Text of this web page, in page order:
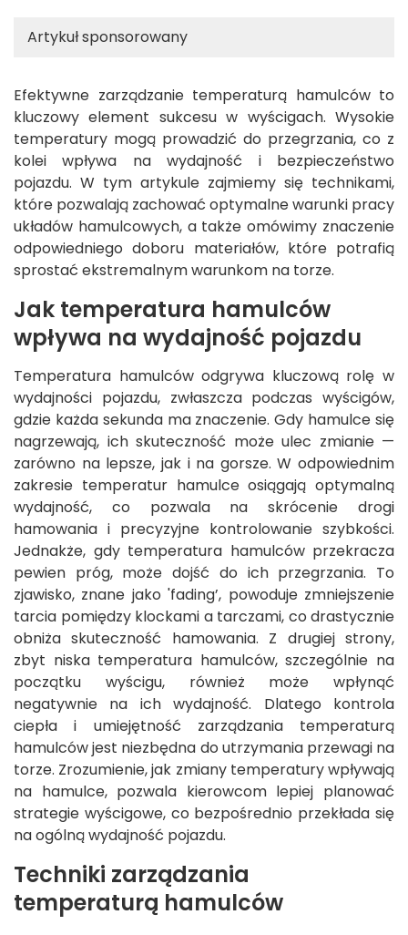
Artykuł sponsorowany
Efektywne zarządzanie temperaturą hamulców to
kluczowy element sukcesu w wyścigach. Wysokie
temperatury mogą prowadzić do przegrzania, co z
kolei wpływa na wydajność i bezpieczeństwo
pojazdu. W tym artykule zajmiemy się technikami,
które pozwalają zachować optymalne warunki pracy
układów hamulcowych, a także omówimy znaczenie
odpowiedniego doboru materiałów, które potrafią
sprostać ekstremalnym warunkom na torze.
Jak temperatura hamulców
wpływa na wydajność pojazdu
Temperatura hamulców odgrywa kluczową rolę w
wydajności pojazdu, zwłaszcza podczas wyścigów,
gdzie każda sekunda ma znaczenie. Gdy hamulce się
nagrzewają, ich skuteczność może ulec zmianie —
zarówno na lepsze, jak i na gorsze. W odpowiednim
zakresie temperatur hamulce osiągają optymalną
wydajność, co pozwala na skrócenie drogi
hamowania i precyzyjne kontrolowanie szybkości.
Jednakże, gdy temperatura hamulców przekracza
pewien próg, może dojść do ich przegrzania. To
zjawisko, znane jako 'fading’, powoduje zmniejszenie
tarcia pomiędzy klockami a tarczami, co drastycznie
obniża skuteczność hamowania. Z drugiej strony,
zbyt niska temperatura hamulców, szczególnie na
początku wyścigu, również może wpłynąć
negatywnie na ich wydajność. Dlatego kontrola
ciepła i umiejętność zarządzania temperaturą
hamulców jest niezbędna do utrzymania przewagi na
torze. Zrozumienie, jak zmiany temperatury wpływają
na hamulce, pozwala kierowcom lepiej planować
strategie wyścigowe, co bezpośrednio przekłada się
na ogólną wydajność pojazdu.
Techniki zarządzania
temperaturą hamulców